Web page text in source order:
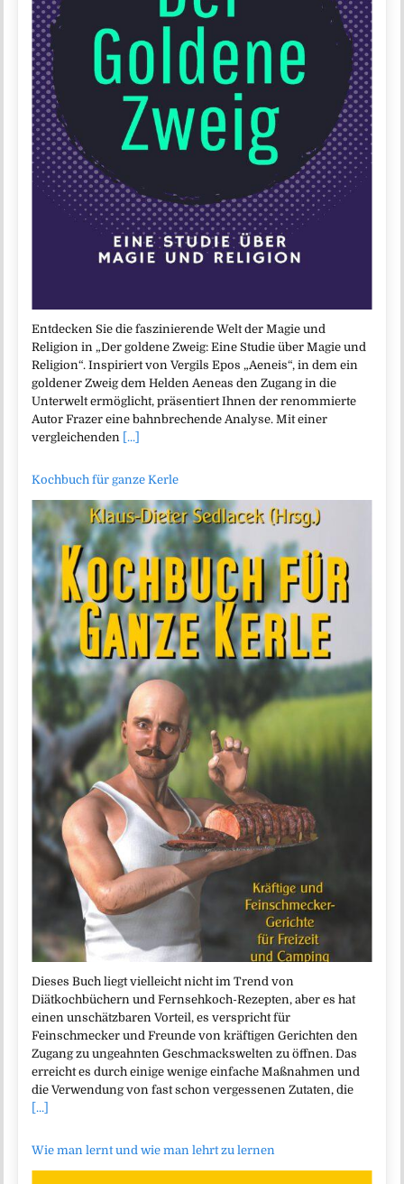
Entdecken Sie die faszinierende Welt der Magie und
Religion in „Der goldene Zweig: Eine Studie über Magie und
Religion“. Inspiriert von Vergils Epos „Aeneis“, in dem ein
goldener Zweig dem Helden Aeneas den Zugang in die
Unterwelt ermöglicht, präsentiert Ihnen der renommierte
Autor Frazer eine bahnbrechende Analyse. Mit einer
vergleichenden [...]
Kochbuch für ganze Kerle
Dieses Buch liegt vielleicht nicht im Trend von
Diätkochbüchern und Fernsehkoch-Rezepten, aber es hat
einen unschätzbaren Vorteil, es verspricht für
Feinschmecker und Freunde von kräftigen Gerichten den
Zugang zu ungeahnten Geschmackswelten zu öffnen. Das
erreicht es durch einige wenige einfache Maßnahmen und
die Verwendung von fast schon vergessenen Zutaten, die
[...]
Wie man lernt und wie man lehrt zu lernen